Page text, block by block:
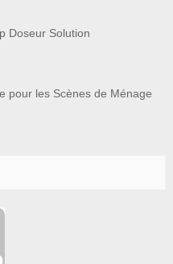
Doseur Solution
pour les Scènes de Ménage